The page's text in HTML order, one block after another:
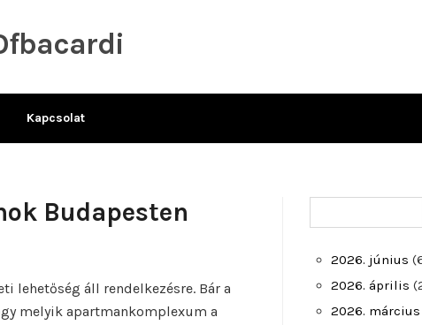
Kapcsolat
Budapesten
lehetőség áll rendelkezésre. Bár a
melyik apartmankomplexum a
2026. június
2026. április
2026. március